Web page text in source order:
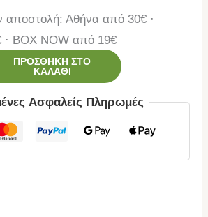
αποστολή: Αθήνα από 30€ ·
BOX NOW από 19€
ΠΡΟΣΘΉΚΗ ΣΤΟ
ΚΑΛΆΘΙ
Ασφαλείς Πληρωμές